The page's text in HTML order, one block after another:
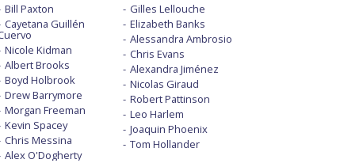
Bill Paxton
Cayetana Guillén
Nicole Kidman
Albert Brooks
Boyd Holbrook
Drew Barrymore
Morgan Freeman
Kevin Spacey
Chris Messina
Alex O'Dogherty
Gilles Lellouche
Elizabeth Banks
Alessandra Ambrosio
Chris Evans
Alexandra Jiménez
Nicolas Giraud
Robert Pattinson
Leo Harlem
Joaquin Phoenix
Tom Hollander